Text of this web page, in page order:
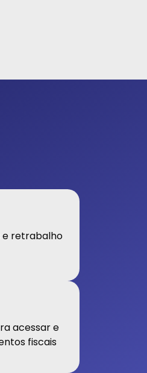
e retrabalho
acessar e
fiscais